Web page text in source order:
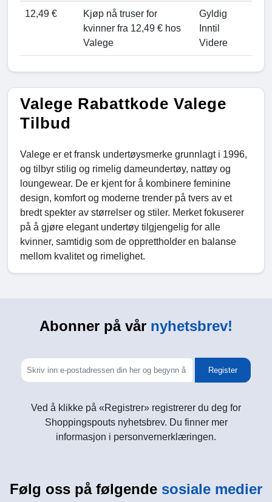
12,49 €
Kjøp nå truser for
kvinner fra 12,49 € hos
Valege
Gyldig
Inntil
Videre
Valege Rabattkode Valege
Tilbud
Valege er et fransk undertøysmerke grunnlagt i 1996,
og tilbyr stilig og rimelig dameundertøy, nattøy og
loungewear. De er kjent for å kombinere feminine
design, komfort og moderne trender på tvers av et
bredt spekter av størrelser og stiler. Merket fokuserer
på å gjøre elegant undertøy tilgjengelig for alle
kvinner, samtidig som de opprettholder en balanse
mellom kvalitet og rimelighet.
Abonner på vår nyhetsbrev!
Register
Ved å klikke på «Registrer» registrerer du deg for
Shoppingspouts nyhetsbrev. Du finner mer
informasjon i personvernerklæringen.
Følg oss på følgende sosiale medier